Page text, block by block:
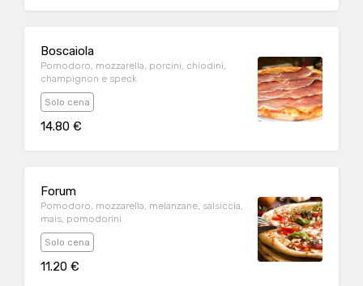
Boscaiola
Pomodoro, mozzarella, porcini, chiodini,
champignon e speck
Solo cena
14.80 €
Forum
Pomodoro, mozzarella, melanzane, salsiccia,
mais, pomodorini
Solo cena
11.20 €